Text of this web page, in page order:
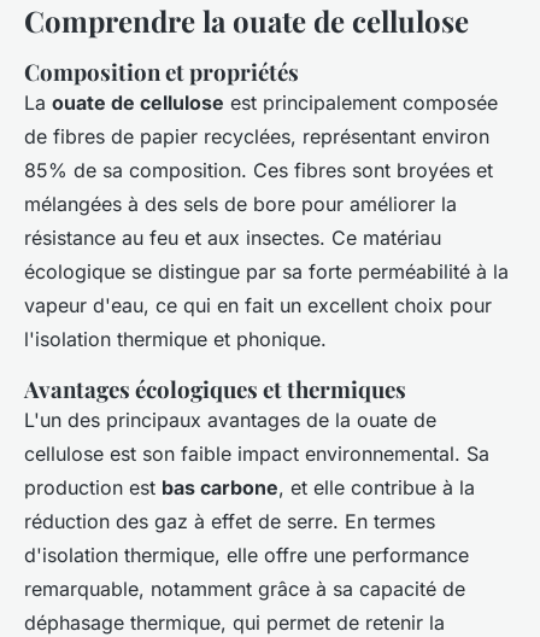
Comprendre la ouate de cellulose
Composition et propriétés
La ouate de cellulose est principalement composée
de fibres de papier recyclées, représentant environ
85% de sa composition. Ces fibres sont broyées et
mélangées à des sels de bore pour améliorer la
résistance au feu et aux insectes. Ce matériau
écologique se distingue par sa forte perméabilité à la
vapeur d'eau, ce qui en fait un excellent choix pour
l'isolation thermique et phonique.
Avantages écologiques et thermiques
L'un des principaux avantages de la ouate de
cellulose est son faible impact environnemental. Sa
production est bas carbone, et elle contribue à la
réduction des gaz à effet de serre. En termes
d'isolation thermique, elle offre une performance
remarquable, notamment grâce à sa capacité de
déphasage thermique, qui permet de retenir la